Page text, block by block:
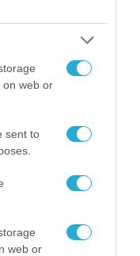
on web or
sent to
web or
19
πορείας
(ΕΠΕ) ο